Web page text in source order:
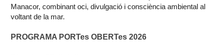
Manacor, combinant oci, divulgació i consciència ambiental al
voltant de la mar.
PROGRAMA PORTes OBERTes 2026